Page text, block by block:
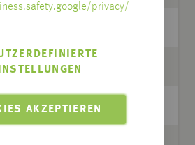
privacy/
AKZEPTIEREN
massiv
nach Auswahl